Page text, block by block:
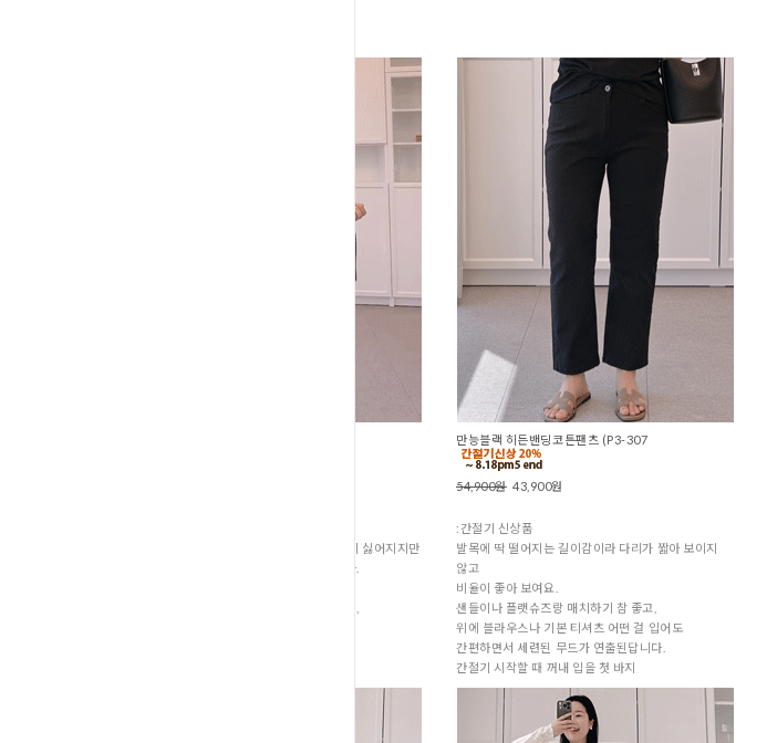
휴가가 끝나고 나면 왠지 한여름 옷은 입기 싫어지지만
날씨는 여전히 더운 애매한 시기가 옵니다.
만능블랙 히든밴딩코튼팬츠 (P3-307
54,900원43,900원
:간절기 신상품
발목에 딱 떨어지는 길이감이라 다리가 짧아 보이지
않고
비율이 좋아 보여요.
샌들이나 플랫슈즈랑 매치하기 참 좋고,
위에 블라우스나 기본 티셔츠 어떤 걸 입어도
간편하면서 세련된 무드가 연출된답니다.
간절기 시작할 때 꺼내 입을 첫 바지